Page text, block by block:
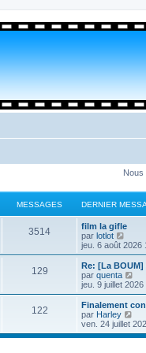
Nous
MESSAGES DERNIER
3514
film la gifle
par lotlot
o
i
r
l
e
e
r
n
i
e
jeu. 6 août 2026
129
Re: [La
par quenta
o
i
r
e
e
jeu. 9 juillet 2026
122
Finalement
par Harley
o
i
ven. 24 juillet